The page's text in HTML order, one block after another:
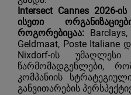
Intersect Cannes 2026-
ისეთი
როგორებიცაა: Barclays,
Geldmaat, Poste Italiane
Nixdorf-ის უმაღლესი
წარმომადგენლები,
კომპანიის
განვითარების